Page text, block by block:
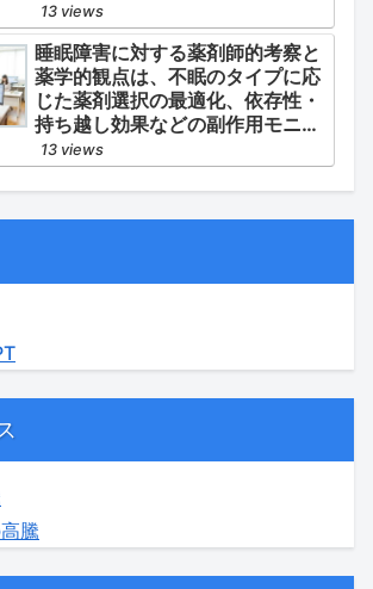
13 views
睡眠障害に対する薬剤師的考察と
薬学的観点は、不眠のタイプに応
じた薬剤選択の最適化、依存性・
持ち越し効果などの副作用モニタ
リング、そして生活習慣（睡眠衛
生）の改善支援にあります。
13 views
騰